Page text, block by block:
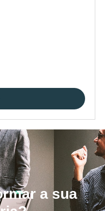
a sua